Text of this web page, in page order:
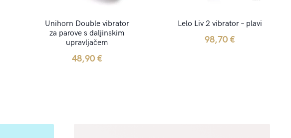
Unihorn Double vibrator
za parove s daljinskim
upravljačem
48,90€
Lelo Liv 2 vibrator – plavi
98,70€